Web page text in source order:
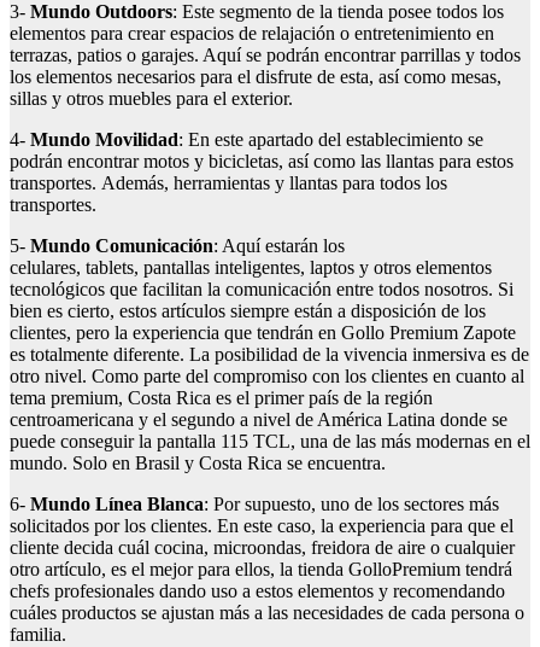
3- Mundo Outdoors: Este segmento de la tienda posee todos los
elementos para crear espacios de relajación o entretenimiento en
terrazas, patios o garajes. Aquí se podrán encontrar parrillas y todos
los elementos necesarios para el disfrute de esta, así como mesas,
sillas y otros muebles para el exterior.
4- Mundo Movilidad: En este apartado del establecimiento se
podrán encontrar motos y bicicletas, así como las llantas para estos
transportes. Además, herramientas y llantas para todos los
transportes.
5- Mundo Comunicación: Aquí estarán los
celulares, tablets, pantallas inteligentes, laptos y otros elementos
tecnológicos que facilitan la comunicación entre todos nosotros. Si
bien es cierto, estos artículos siempre están a disposición de los
clientes, pero la experiencia que tendrán en Gollo Premium Zapote
es totalmente diferente. La posibilidad de la vivencia inmersiva es de
otro nivel. Como parte del compromiso con los clientes en cuanto al
tema premium, Costa Rica es el primer país de la región
centroamericana y el segundo a nivel de América Latina donde se
puede conseguir la pantalla 115 TCL, una de las más modernas en el
mundo. Solo en Brasil y Costa Rica se encuentra.
6- Mundo Línea Blanca: Por supuesto, uno de los sectores más
solicitados por los clientes. En este caso, la experiencia para que el
cliente decida cuál cocina, microondas, freidora de aire o cualquier
otro artículo, es el mejor para ellos, la tienda GolloPremium tendrá
chefs profesionales dando uso a estos elementos y recomendando
cuáles productos se ajustan más a las necesidades de cada persona o
familia.